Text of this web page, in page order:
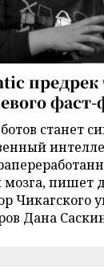
предрек
фаст-
станет
мозга, пишет
Чикагского
Дана